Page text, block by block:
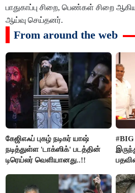
பாதுகாப்பு சிறை, பெண்கள் சிறை
ஆய்வு செய்தனர்.
From around the web
கேஜிஎஃப் புகழ் நடிகர் யாஷ்
நடித்துள்ள 'டாக்‌ஸிக்' படத்தின்
டிரெய்லர் வெளியானது..!!